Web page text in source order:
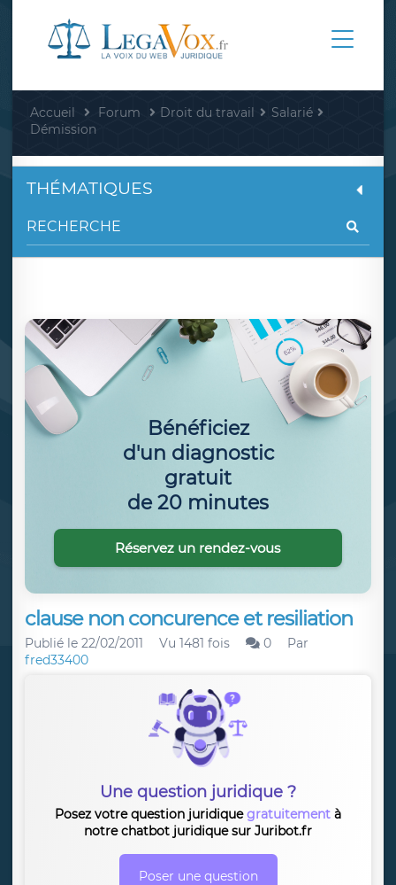
Accueil Forum Droit du travail
Salarié
Démission
clause non concurence et resiliation
Publié le 22/02/2011 Vu 1481 fois 0
Par
fred33400
Une question juridique ?
Posez votre question juridiquegratuitement à
notre chatbot juridique sur Juribot.fr
Poser une question
THÉMATIQUES
Bénéficiez
d'un diagnostic
gratuit
de 20 minutes
Réservez un rendez-vous